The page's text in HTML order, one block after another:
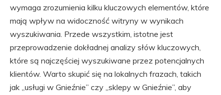
wymaga zrozumienia kilku kluczowych elementów, które
mają wpływ na widoczność witryny w wynikach
wyszukiwania. Przede wszystkim, istotne jest
przeprowadzenie dokładnej analizy słów kluczowych,
które są najczęściej wyszukiwane przez potencjalnych
klientów. Warto skupić się na lokalnych frazach, takich
jak „usługi w Gnieźnie” czy „sklepy w Gnieźnie”, aby